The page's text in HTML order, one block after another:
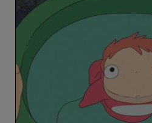
Hayao
Miyazaki